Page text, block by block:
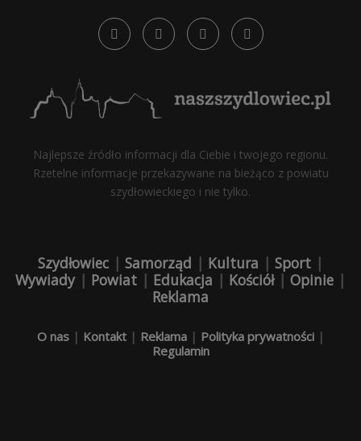
Najlepsze źródło informacji dla Ciebie i twojego regionu.
Rzetelne informacje przekazywane na bieżąco z powiatu
szydłowieckiego i nie tylko.
Szydłowiec | Samorząd | Kultura | Sport |
Wywiady| Powiat | Edukacja | Kościół| Opinie |
Reklama
O nas| Kontakt| Reklama| Polityka prywatności|
Regulamin